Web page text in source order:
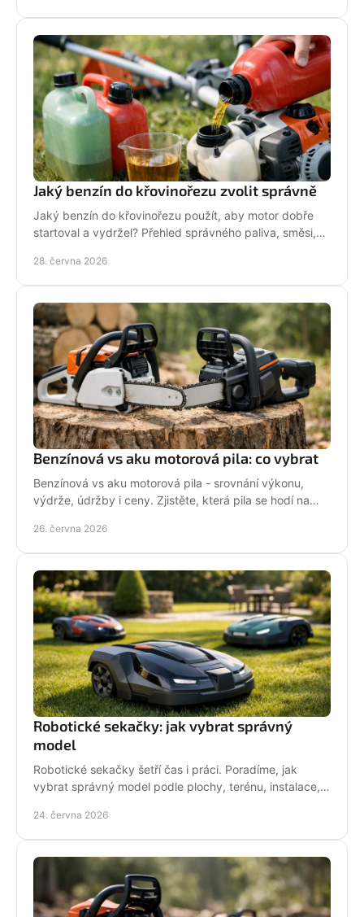
Jaký benzín do křovinořezu zvolit správně
Jaký benzín do křovinořezu použít, aby motor dobře
startoval a vydržel? Přehled správného paliva, směsi,
28. června 2026
Benzínová vs aku motorová pila: co vybrat
Benzínová vs aku motorová pila - srovnání výkonu,
výdrže, údržby i ceny. Zjistěte, která pila se hodí na
26. června 2026
Robotické sekačky: jak vybrat správný
model
Robotické sekačky šetří čas i práci. Poradíme, jak
vybrat správný model podle plochy, terénu, instalace,
24. června 2026